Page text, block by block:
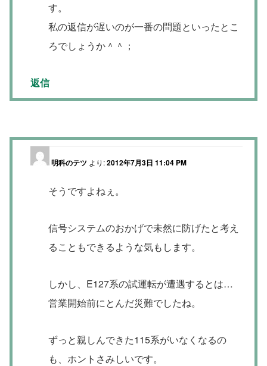
す。
私の返信が遅いのが一番の問題といったとこ
ろでしょうか＾＾；
返信
明科のテツ より:2012年7月3日 11:04 PM
そうですよねぇ。
信号システムのおかげで未然に防げたと考え
ることもできるような気もします。
しかし、E127系の試運転が遭遇するとは…
営業開始前にとんだ災難でしたね。
ずっと親しんできた115系がいなくなるの
も、ホントさみしいです。